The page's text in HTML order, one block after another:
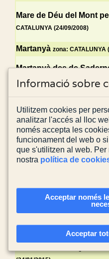
Mare de Déu del Mont
CATALUNYA (24/09/2008)
Martanyà zona: CATALUNYA
Martanyà des de
(02/11/2013)
Monteia i la Calma des
CATALUNYA (13/01/2024)
Montmajor zona:
Montmajor zona:
Montpetit
Montpetit des d'Oix zona:
Pas del Cabró - Quer
Cabres
Informació sobre
Utilitzem cookies per
analitzar l'accés al lloc
només accepta les
funcionament del web o
que s'utilitzen al web.
nostra política de
Acceptar només
Acceptar